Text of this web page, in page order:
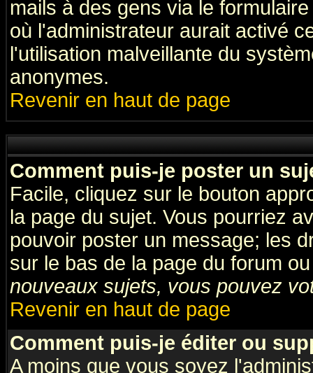
mails à des gens via le
où l'administrateur aurait activé
l'utilisation malveillante du
anonymes.
Revenir en haut de page
Comment puis-je poster un
Facile, cliquez sur le bouton
la page du sujet. Vous pourriez
pouvoir poster un message; les
sur le bas de la page du forum
nouveaux sujets, vous pouvez
Revenir en haut de page
Comment puis-je éditer ou
A moins que vous soyez